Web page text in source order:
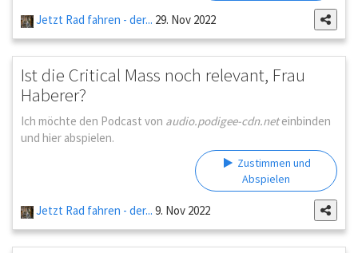
Jetzt Rad fahren - der... 29. Nov 2022
Ist die Critical Mass noch relevant, Frau
Haberer?
Ich möchte den Podcast von audio.podigee-cdn.neteinbinden
und hier abspielen.
Zustimmen und
Abspielen
Jetzt Rad fahren - der... 9. Nov 2022